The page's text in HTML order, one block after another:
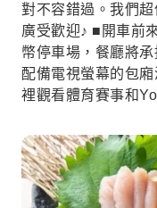
對不容錯過。我們
廣受歡迎♪ ■開車前
幣停車場，餐廳將
配備電視螢幕的包
裡觀看體育賽事和